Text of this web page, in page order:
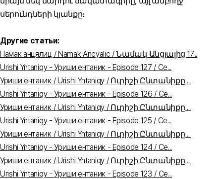
սերունդների կյանքը։
Другие статьи:
Намак анцялиц / Namak Ancyalic / Նամակ Անցյալից 17...
Urishi Yntaniqy - Уриши ентаник - Episode 127 / Се...
Уриши ентаник / Urishi Yntaniqy / Ուրիշի Ընտանիքը ...
Urishi Yntaniqy - Уриши ентаник - Episode 126 / Се...
Уриши ентаник / Urishi Yntaniqy / Ուրիշի Ընտանիքը ...
Urishi Yntaniqy - Уриши ентаник - Episode 125 / Се...
Уриши ентаник / Urishi Yntaniqy / Ուրիշի Ընտանիքը ...
Urishi Yntaniqy - Уриши ентаник - Episode 124 / Се...
Уриши ентаник / Urishi Yntaniqy / Ուրիշի Ընտանիքը ...
Urishi Yntaniqy - Уриши ентаник - Episode 123 / Се...